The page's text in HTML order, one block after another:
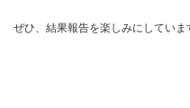
ぜひ、結果報告を楽しみにしていま